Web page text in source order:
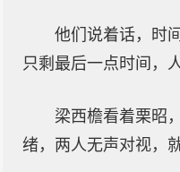
他们说着话，时
只剩最后一点时间，
梁西檐看着栗昭
绪，两人无声对视，